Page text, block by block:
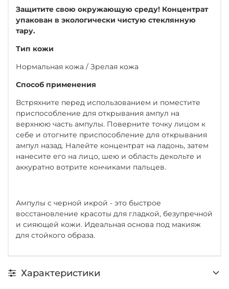
Защитите свою окружающую среду! Концентрат
упакован в экологически чистую стеклянную
тару.
Тип кожи
Нормальная кожа / Зрелая кожа
Способ применения
Встряхните перед использованием и поместите
приспособление для открывания ампул на
верхнюю часть ампулы. Поверните точку лицом к
себе и отогните приспособление для открывания
ампул назад. Налейте концентрат на ладонь, затем
нанесите его на лицо, шею и область декольте и
аккуратно вотрите кончиками пальцев.
Ампулы с черной икрой - это быстрое
восстановление красоты для гладкой, безупречной
и сияющей кожи. Идеальная основа под макияж
для стойкого образа.
Характеристики